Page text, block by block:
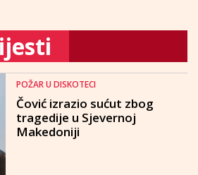
POŽAR U DISKOTECI
Čović izrazio sućut zbog
tragedije u Sjevernoj
Makedoniji